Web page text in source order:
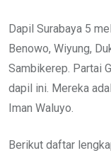
Dapil Surabaya 5
Benowo, Wiyung,
Sambikerep. Partai
dapil ini. Mereka
Iman Waluyo.
Berikut daftar